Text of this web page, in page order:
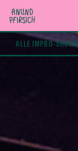
Zum Inhalt springen
ALLE IMPRO-SHOWS